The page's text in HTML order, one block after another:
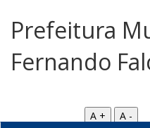
Prefeitura
Fernando
A +
A -